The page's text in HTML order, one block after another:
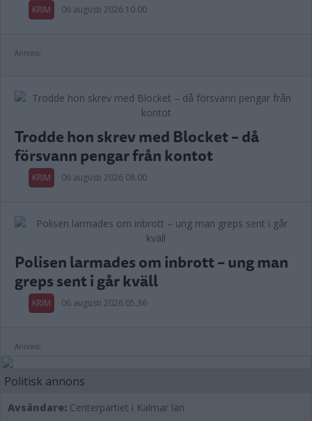
KRIM 06 augusti 2026 10.00
Annons:
Trodde hon skrev med Blocket – då
försvann pengar från kontot
KRIM 06 augusti 2026 08.00
Polisen larmades om inbrott – ung man
greps sent i går kväll
KRIM 06 augusti 2026 05.36
Annons:
Politisk annons
Avsändare: Centerpartiet i Kalmar län